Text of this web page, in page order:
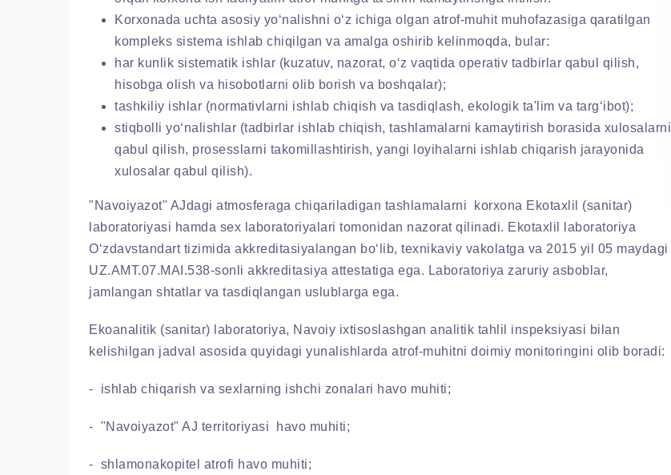
Korxonada uchta asosiy yo‘nalishni o‘z ichiga olgan atrof-muhit muhofazasiga qaratilgan
kompleks sistema ishlab chiqilgan va amalga oshirib kelinmoqda, bular:
har kunlik sistematik ishlar (kuzatuv, nazorat, o‘z vaqtida operativ tadbirlar qabul qilish,
hisobga olish va hisobotlarni olib borish va boshqalar);
tashkiliy ishlar (normativlarni ishlab chiqish va tasdiqlash, ekologik ta'lim va targ‘ibot);
stiqbolli yo‘nalishlar (tadbirlar ishlab chiqish, tashlamalarni kamaytirish borasida xulosalarni
qabul qilish, prosesslarni takomillashtirish, yangi loyihalarni ishlab chiqarish jarayonida
xulosalar qabul qilish).
"Navoiyazot" AJdagi atmosferaga chiqariladigan tashlamalarni korxona Ekotaxlil (sanitar)
laboratoriyasi hamda sex laboratoriyalari tomonidan nazorat qilinadi. Ekotaxlil laboratoriya
O‘zdavstandart tizimida akkreditasiyalangan bo‘lib, texnikaviy vakolatga va 2015 yil 05 maydagi
UZ.AMT.07.MAI.538-sonli akkreditasiya attestatiga ega. Laboratoriya zaruriy asboblar,
jamlangan shtatlar va tasdiqlangan uslublarga ega.
Ekoanalitik (sanitar) laboratoriya, Navoiy ixtisoslashgan analitik tahlil inspeksiyasi bilan
kelishilgan jadval asosida quyidagi yunalishlarda atrof-muhitni doimiy monitoringini olib boradi:
- ishlab chiqarish va sexlarning ishchi zonalari havo muhiti;
- "Navoiyazot" AJ territoriyasi havo muhiti;
- shlamonakopitel atrofi havo muhiti;